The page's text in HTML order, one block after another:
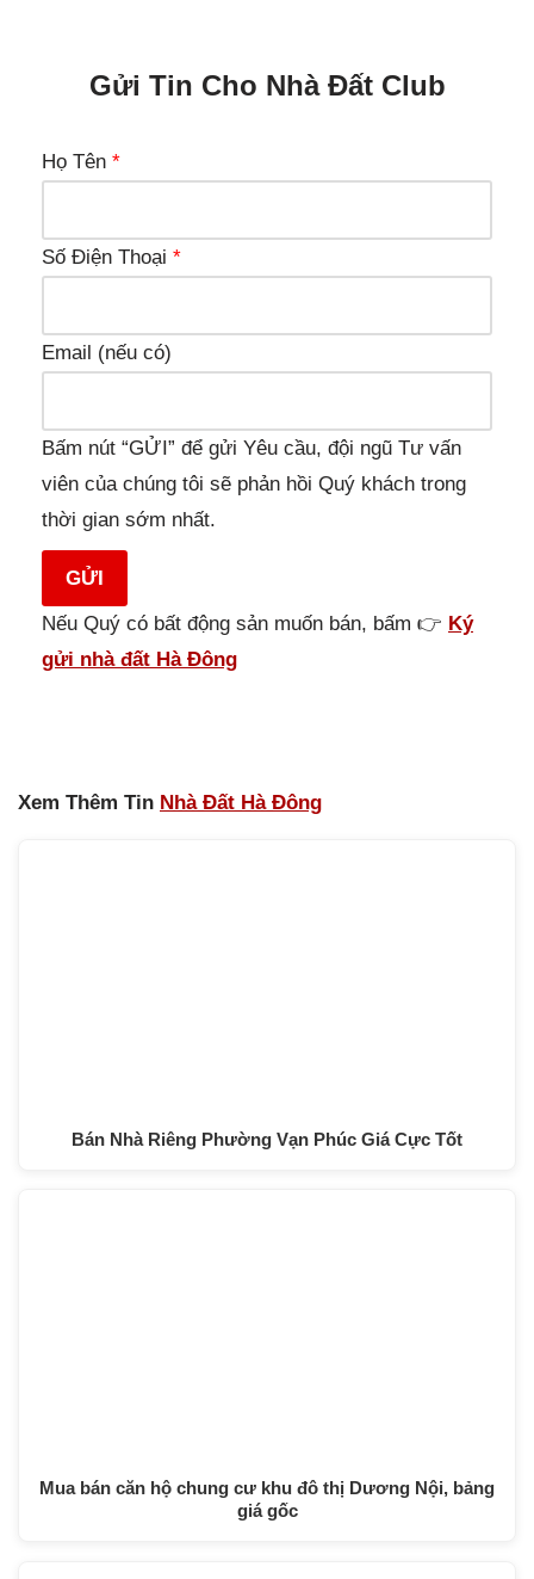
Gửi Tin Cho Nhà Đất Club
Họ Tên *
Số Điện Thoại *
Email (nếu có)
Bấm nút “GỬI” để gửi Yêu cầu, đội ngũ Tư vấn
viên của chúng tôi sẽ phản hồi Quý khách trong
thời gian sớm nhất.
GỬI
Nếu Quý có bất động sản muốn bán, bấm 👉 Ký
gửi nhà đất Hà Đông
Xem Thêm Tin Nhà Đất Hà Đông
Bán Nhà Riêng Phường Vạn Phúc Giá Cực Tốt
Mua bán căn hộ chung cư khu đô thị Dương Nội, bảng
giá gốc